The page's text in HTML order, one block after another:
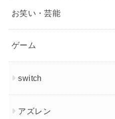
お笑い・芸能
ゲーム
switch
アズレン